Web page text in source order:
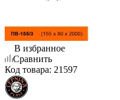
В избранное
Сравнить
Код товара: 21597